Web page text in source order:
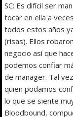
SC: Es difícil ser
tocar en ella a
todos estos años
(risas). Ellos
negocio así que
podemos confiar
de manager. Tal
quien podamos
lo que se siente
Bloodbound,